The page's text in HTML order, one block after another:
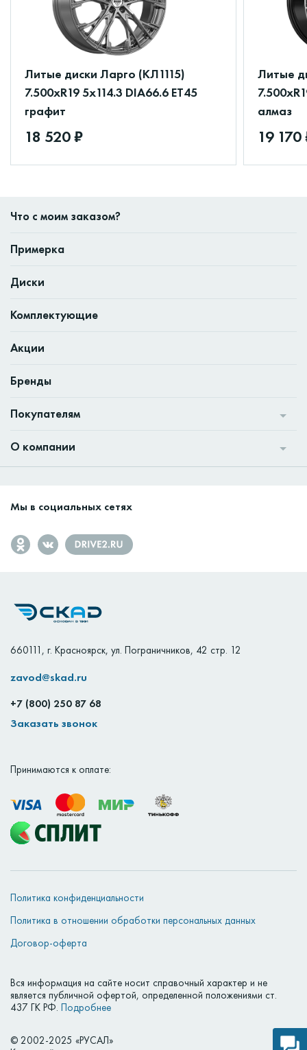
Литые диски Ларго (КЛ1115)
7.500xR19 5x114.3 DIA66.6 ET45
графит
18 520 ₽
Литые
алмаз
19 170
660111 , г. Красноярск, ул. Пограничников, 42 стр. 12
zavod@skad.ru
+7 (800) 250 87 68
Заказать звонок
Что с моим заказом?
Примерка
Диски
Комплектующие
Акции
Бренды
Покупателям
О компании
Мы в социальных сетях
Принимаются к оплате:
© 2002-2025 «РУСАЛ»
Политика конфиденциальности
Политика в отношении обработки персональных данных
Договор-оферта
Вся информация на сайте носит справочный характер и не
является публичной офертой, определенной положениями ст.
437 ГК РФ. Подробнее